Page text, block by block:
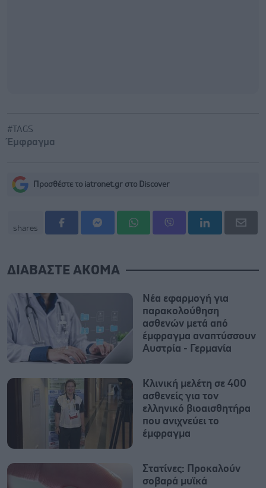
#TAGS
Έμφραγμα
Προσθέστε το iatronet.gr στο Discover
shares
ΔΙΑΒΑΣΤΕ ΑΚΟΜΑ
Νέα εφαρμογή για
παρακολούθηση
ασθενών μετά από
έμφραγμα αναπτύσσουν
Αυστρία - Γερμανία
Κλινική μελέτη σε 400
ασθενείς για τον
ελληνικό βιοαισθητήρα
που ανιχνεύει το
έμφραγμα
Στατίνες: Προκαλούν
σοβαρά μυϊκά